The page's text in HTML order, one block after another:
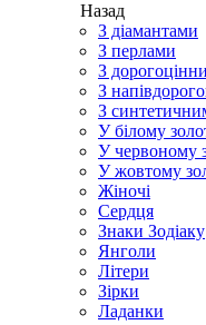
Назад
З діамантами
З перлами
З
З
З
У білому
У червоному
У жовтому
Жіночі
Сердця
Знаки Зодіаку
Янголи
Літери
Зірки
Ладанки